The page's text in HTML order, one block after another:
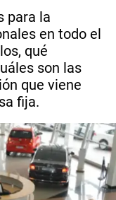
para la
en todo el
qué
son las
que viene
fija.